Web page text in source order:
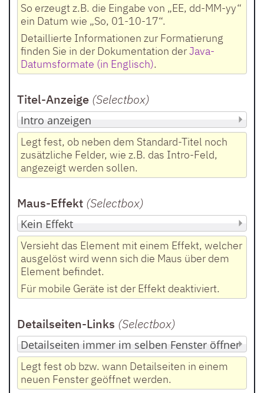
So erzeugt z.B. die Eingabe von „EE, dd-MM-yy“
ein Datum wie „So, 01-10-17“.
Detaillierte Informationen zur Formatierung
finden Sie in der Dokumentation derJava-
Datumsformate (in Englisch).
Titel-Anzeige (Selectbox)
Legt fest, ob neben dem Standard-Titel noch
zusätzliche Felder, wie z.B. das Intro-Feld,
angezeigt werden sollen.
Maus-Effekt (Selectbox)
Versieht das Element mit einem Effekt, welcher
ausgelöst wird wenn sich die Maus über dem
Element befindet.
Für mobile Geräte ist der Effekt deaktiviert.
Detailseiten-Links (Selectbox)
Legt fest ob bzw. wann Detailseiten in einem
neuen Fenster geöffnet werden.